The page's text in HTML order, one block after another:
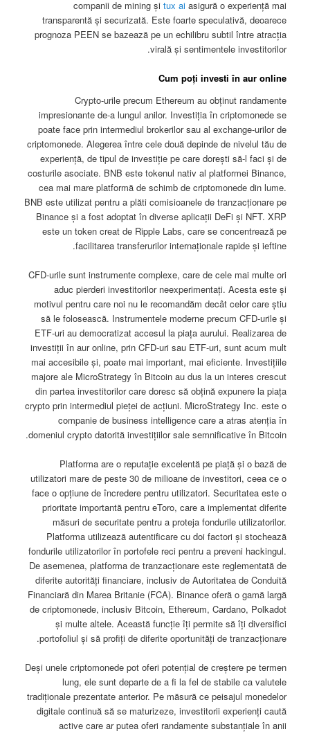
companii de mining și tux aiasigură o experiență mai
transparentă și securizată. Este foarte speculativă, deoarece
prognoza PEEN se bazează pe un echilibru subtil între atracția
virală și sentimentele investitorilor.
Cum poți investi în aur online
Crypto-urile precum Ethereum au obținut randamente
impresionante de-a lungul anilor. Investiția în criptomonede se
poate face prin intermediul brokerilor sau al exchange-urilor de
criptomonede. Alegerea între cele două depinde de nivelul tău de
experiență, de tipul de investiție pe care dorești să-l faci și de
costurile asociate. BNB este tokenul nativ al platformei Binance,
cea mai mare platformă de schimb de criptomonede din lume.
BNB este utilizat pentru a plăti comisioanele de tranzacționare pe
Binance și a fost adoptat în diverse aplicații DeFi și NFT. XRP
este un token creat de Ripple Labs, care se concentrează pe
facilitarea transferurilor internaționale rapide și ieftine.
CFD-urile sunt instrumente complexe, care de cele mai multe ori
aduc pierderi investitorilor neexperimentați. Acesta este și
motivul pentru care noi nu le recomandăm decât celor care știu
să le folosească. Instrumentele moderne precum CFD-urile și
ETF-uri au democratizat accesul la piața aurului. Realizarea de
investiții în aur online, prin CFD-uri sau ETF-uri, sunt acum mult
mai accesibile și, poate mai important, mai eficiente. Investițiile
majore ale MicroStrategy în Bitcoin au dus la un interes crescut
din partea investitorilor care doresc să obțină expunere la piața
crypto prin intermediul pieței de acțiuni. MicroStrategy Inc. este o
companie de business intelligence care a atras atenția în
domeniul crypto datorită investițiilor sale semnificative în Bitcoin.
Platforma are o reputație excelentă pe piață și o bază de
utilizatori mare de peste 30 de milioane de investitori, ceea ce o
face o opțiune de încredere pentru utilizatori. Securitatea este o
prioritate importantă pentru eToro, care a implementat diferite
măsuri de securitate pentru a proteja fondurile utilizatorilor.
Platforma utilizează autentificare cu doi factori și stochează
fondurile utilizatorilor în portofele reci pentru a preveni hackingul.
De asemenea, platforma de tranzacționare este reglementată de
diferite autorități financiare, inclusiv de Autoritatea de Conduită
Financiară din Marea Britanie (FCA). Binance oferă o gamă largă
de criptomonede, inclusiv Bitcoin, Ethereum, Cardano, Polkadot
și multe altele. Această funcție îți permite să îți diversifici
portofoliul și să profiți de diferite oportunități de tranzacționare.
Deși unele criptomonede pot oferi potențial de creștere pe termen
lung, ele sunt departe de a fi la fel de stabile ca valutele
tradiționale prezentate anterior. Pe măsură ce peisajul monedelor
digitale continuă să se maturizeze, investitorii experienți caută
active care ar putea oferi randamente substanțiale în anii